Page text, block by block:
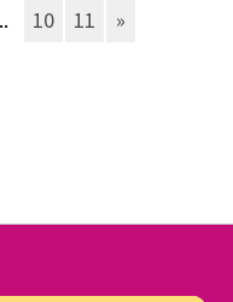
10 11 »